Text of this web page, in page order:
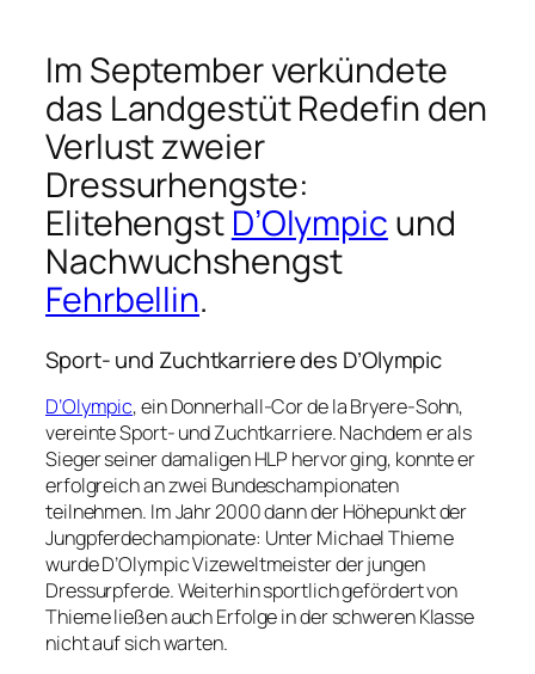
Im September verkündete
das Landgestüt Redefin den
Verlust zweier
Dressurhengste:
Elitehengst D’Olympic und
Nachwuchshengst
Fehrbellin.
Sport- und Zuchtkarriere des D’Olympic
D’Olympic, ein Donnerhall-Cor de la Bryere-Sohn,
vereinte Sport- und Zuchtkarriere. Nachdem er als
Sieger seiner damaligen HLP hervor ging, konnte er
erfolgreich an zwei Bundeschampionaten
teilnehmen. Im Jahr 2000 dann der Höhepunkt der
Jungpferdechampionate: Unter Michael Thieme
wurde D’Olympic Vizeweltmeister der jungen
Dressurpferde. Weiterhin sportlich gefördert von
Thieme ließen auch Erfolge in der schweren Klasse
nicht auf sich warten.